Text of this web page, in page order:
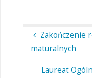
Zakończenie
maturalnych
Laureat